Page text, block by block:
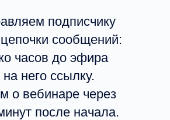
подписчику
сообщений:
часов до эфира
него ссылку.
о вебинаре через
после начала.